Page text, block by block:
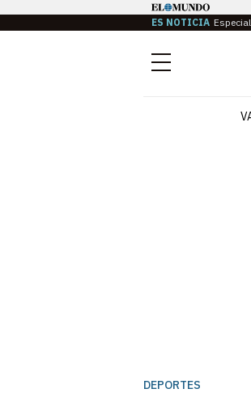
ES NOTICIA
Menú
DEPORTES